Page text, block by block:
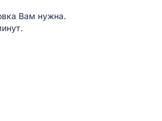
Вам нужна.